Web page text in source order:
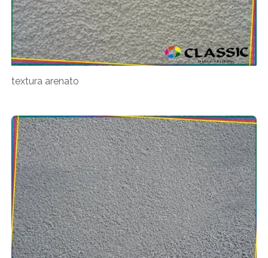
textura arenato